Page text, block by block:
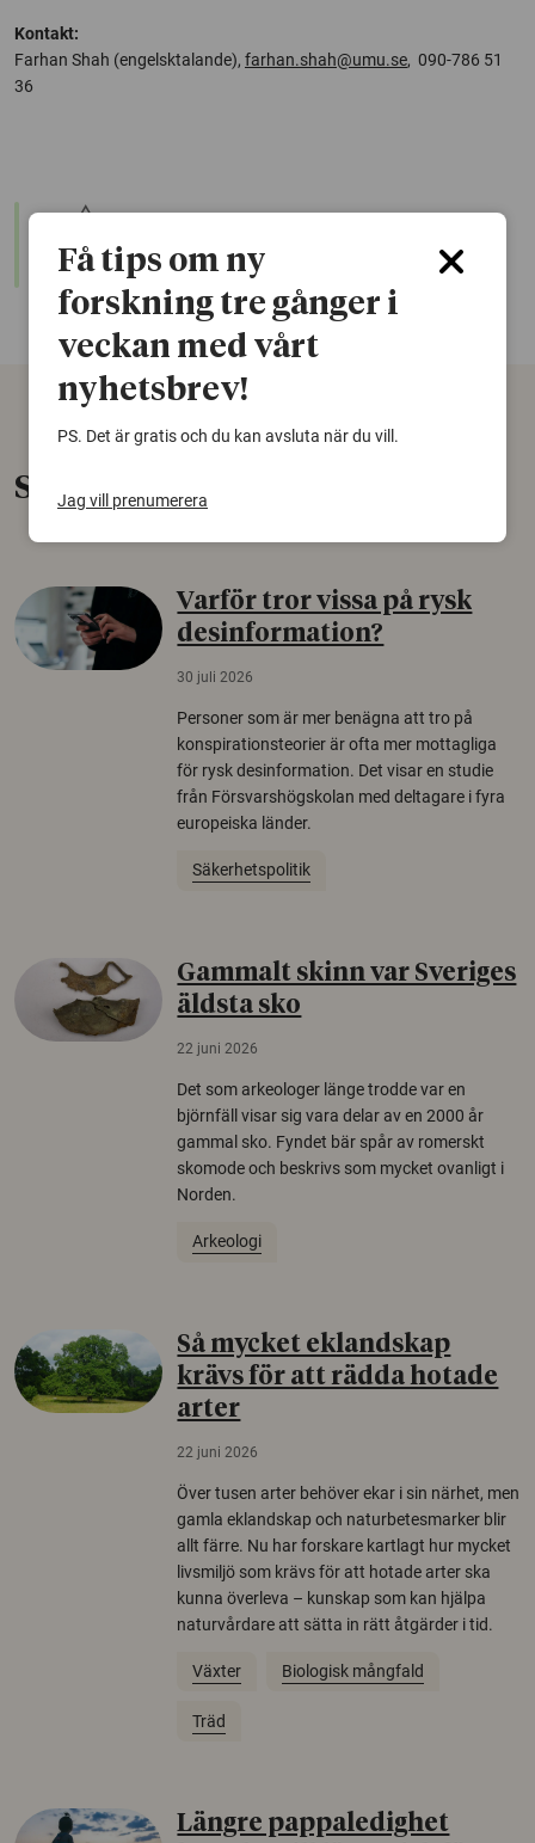
Kontakt:
Farhan Shah (engelsktalande), farhan.shah@umu.se, 090-786 51
36
warning
nyare forskning om samma ämne. Använd gärna vår
sökfunktion!
Senaste nytt
Varför tror vissa på rysk
desinformation?
30 juli 2026
Personer som är mer benägna att tro på
konspirationsteorier är ofta mer mottagliga
för rysk desinformation. Det visar en studie
från Försvarshögskolan med deltagare i fyra
europeiska länder.
Säkerhetspolitik
Gammalt skinn var Sveriges
äldsta sko
22 juni 2026
Det som arkeologer länge trodde var en
björnfäll visar sig vara delar av en 2000 år
gammal sko. Fyndet bär spår av romerskt
skomode och beskrivs som mycket ovanligt i
Norden.
Arkeologi
Så mycket eklandskap
krävs för att rädda hotade
arter
22 juni 2026
Över tusen arter behöver ekar i sin närhet, men
gamla eklandskap och naturbetesmarker blir
allt färre. Nu har forskare kartlagt hur mycket
livsmiljö som krävs för att hotade arter ska
kunna överleva – kunskap som kan hjälpa
naturvårdare att sätta in rätt åtgärder i tid.
Växter Biologisk mångfald
Träd
Längre pappaledighet
Få tips om ny
forskning tre gånger i
veckan med vårt
nyhetsbrev!
PS. Det är gratis och du kan avsluta när du vill.
Jag vill prenumerera